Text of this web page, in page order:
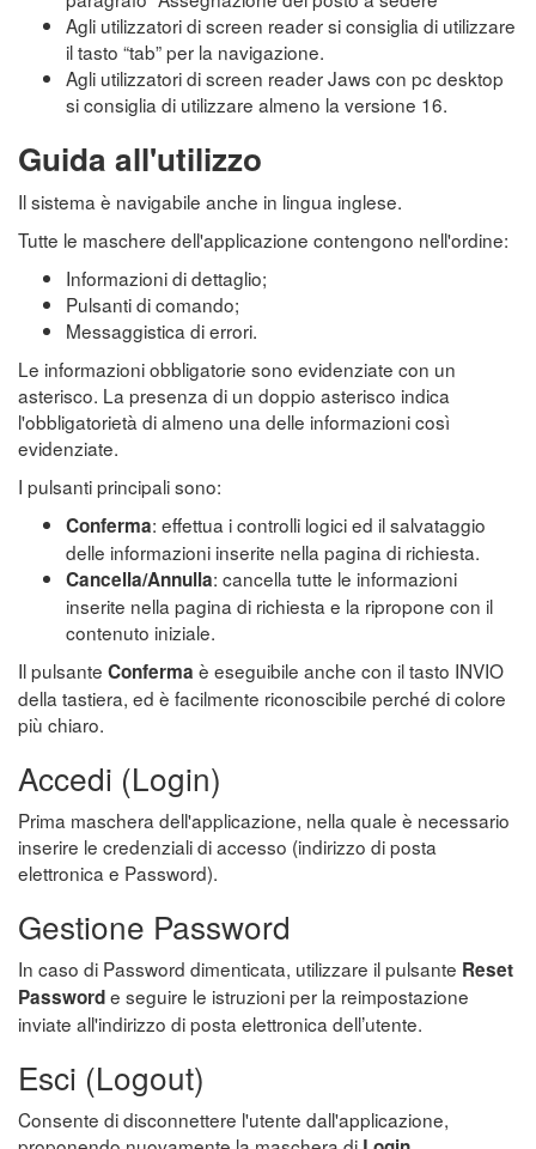
Agli utilizzatori di screen reader si consiglia di utilizzare
il tasto “tab” per la navigazione.
Agli utilizzatori di screen reader Jaws con pc desktop
si consiglia di utilizzare almeno la versione 16.
Guida all'utilizzo
Il sistema è navigabile anche in lingua inglese.
Tutte le maschere dell'applicazione contengono nell'ordine:
Informazioni di dettaglio;
Pulsanti di comando;
Messaggistica di errori.
Le informazioni obbligatorie sono evidenziate con un
asterisco. La presenza di un doppio asterisco indica
l'obbligatorietà di almeno una delle informazioni così
evidenziate.
I pulsanti principali sono:
Conferma: effettua i controlli logici ed il salvataggio
delle informazioni inserite nella pagina di richiesta.
Cancella/Annulla: cancella tutte le informazioni
inserite nella pagina di richiesta e la ripropone con il
contenuto iniziale.
Il pulsante Conferma è eseguibile anche con il tasto INVIO
della tastiera, ed è facilmente riconoscibile perché di colore
più chiaro.
Accedi (Login)
Prima maschera dell'applicazione, nella quale è necessario
inserire le credenziali di accesso (indirizzo di posta
elettronica e Password).
Gestione Password
In caso di Password dimenticata, utilizzare il pulsante Reset
Passworde seguire le istruzioni per la reimpostazione
inviate all'indirizzo di posta elettronica dell’utente.
Esci (Logout)
Consente di disconnettere l'utente dall'applicazione,